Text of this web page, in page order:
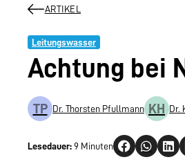
ARTIKEL
Leitungswasser
Achtung bei
TP Dr. Thorsten Pfullmann KH Dr.
Lesedauer: 9 Minuten